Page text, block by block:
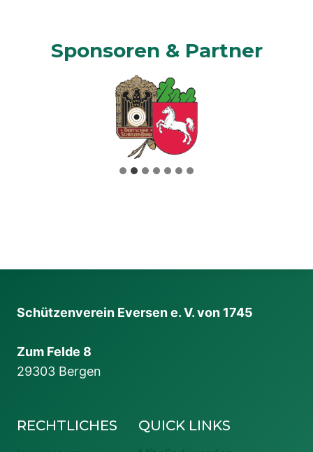
Sponsoren & Partner
Schützenverein Eversen e. V. von 1745
Zum Felde 8
29303 Bergen
RECHTLICHES QUICK LINKS